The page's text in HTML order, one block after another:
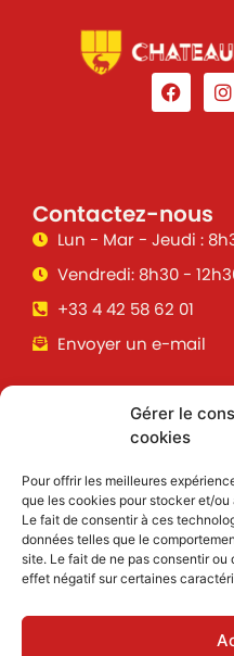
Gérer le
cookies
Pour offrir les meilleures
que les cookies pour stocker et/
Le fait de consentir à ces
données telles que le
site. Le fait de ne pas consentir
effet négatif sur certaines
Contactez-nous
Lun - Mar - Jeudi :
Vendredi: 8h30 -
+33 4 42 58 62 01
Envoyer un e-mail
Suivez toutes les
actualités de votre
J'accepte de recevoir
actualités par email